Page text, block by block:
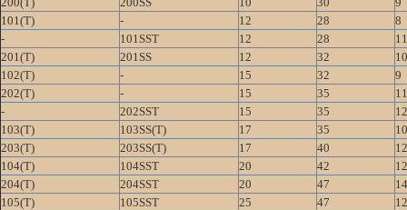
101(T)
- 12 28
8
-
101SST 12 28
201(T)
201SS 12 32
10
102(T)
- 15 32
9
202(T)
- 15 35
11
-
202SST 15 35
103(T)
103SS(T) 17 35
10
203(T)
203SS(T) 17 40
12
104(T)
104SST 20 42
12
204(T)
204SST 20 47
14
105(T)
105SST 25 47
12